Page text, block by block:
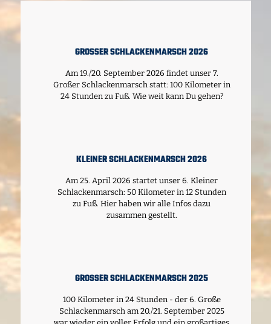
GROSSER SCHLACKENMARSCH 2026
Am 19./20. September 2026 findet unser 7.
Großer Schlackenmarsch statt: 100 Kilometer in
24 Stunden zu Fuß. Wie weit kann Du gehen?
KLEINER SCHLACKENMARSCH 2026
Am 25. April 2026 startet unser 6. Kleiner
Schlackenmarsch: 50 Kilometer in 12 Stunden
zu Fuß. Hier haben wir alle Infos dazu
zusammen gestellt.
GROSSER SCHLACKENMARSCH 2025
100 Kilometer in 24 Stunden - der 6. Große
Schlackenmarsch am 20./21. September 2025